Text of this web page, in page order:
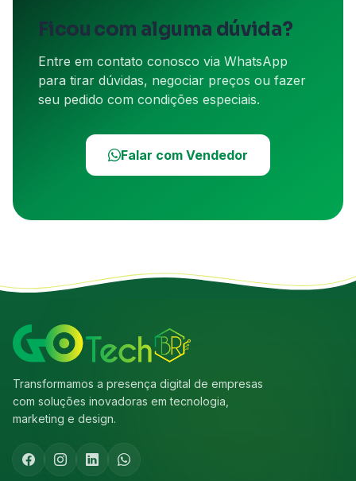
Ficou com alguma dúvida?
Entre em contato conosco via WhatsApp
para tirar dúvidas, negociar preços ou fazer
seu pedido com condições especiais.
Falar com Vendedor
Transformamos a presença digital de empresas
com soluções inovadoras em tecnologia,
marketing e design.